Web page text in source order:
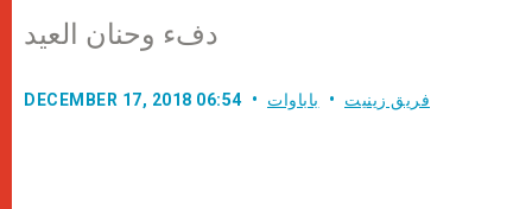
دفء وحنان العيد
DECEMBER 17, 2018 06:54 فريق زينيت باباوات